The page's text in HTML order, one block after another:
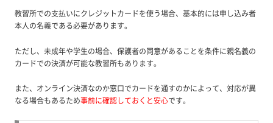
教習所での支払いにクレジットカードを使う場合、基本的には申し込み者
本人の名義である必要があります。
ただし、未成年や学生の場合、保護者の同意があることを条件に親名義の
カードでの決済が可能な教習所もあります。
また、オンライン決済なのか窓口でカードを通すのかによって、対応が異
なる場合もあるため事前に確認しておくと安心です。